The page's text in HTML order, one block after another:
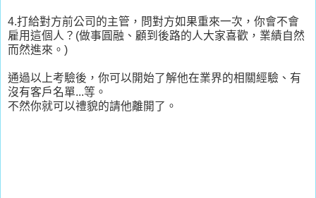
4.打給對方前公司的主管，問對方如果重來一次，你會不會
雇用這個人？(做事圓融、顧到後路的人大家喜歡，業績自然
而然進來。)
通過以上考驗後，你可以開始了解他在業界的相關經驗、有
沒有客戶名單...等。
不然你就可以禮貌的請他離開了。